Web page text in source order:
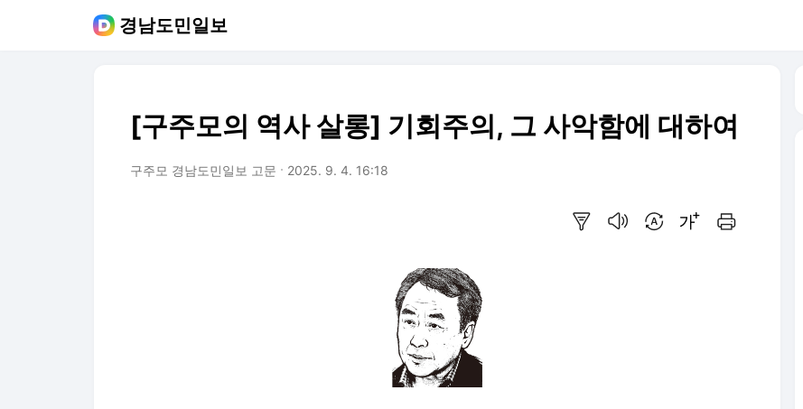
경남도민일보
[구주모의 역사 살롱] 기회주의, 그 사악함에 대하여
구주모 경남도민일보 고문 2025. 9. 4. 16:18